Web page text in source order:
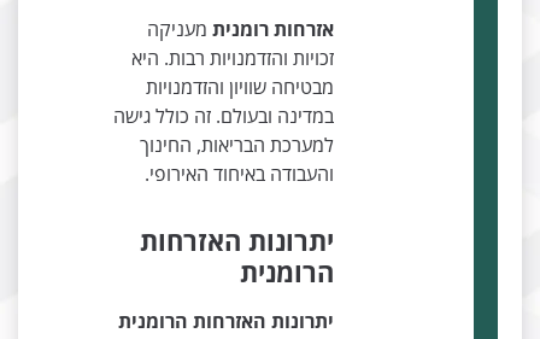
אזרחות רומניתמעניקה
זכויות והזדמנויות רבות. היא
מבטיחה שוויון והזדמנויות
במדינה ובעולם. זה כולל גישה
למערכת הבריאות, החינוך
והעבודה באיחוד האירופי.
יתרונות האזרחות
הרומנית
יתרונות האזרחות הרומנית